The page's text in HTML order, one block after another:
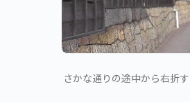
さかな通りの途中から右折